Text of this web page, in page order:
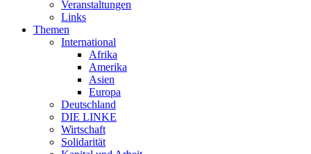
Veranstaltungen
Links
Themen
International
Afrika
Amerika
Asien
Europa
Deutschland
DIE LINKE
Wirtschaft
Solidarität